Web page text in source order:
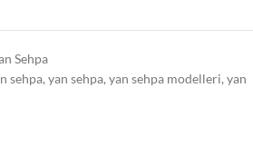
Sehpa
sehpa, yan sehpa, yan sehpa modelleri, yan